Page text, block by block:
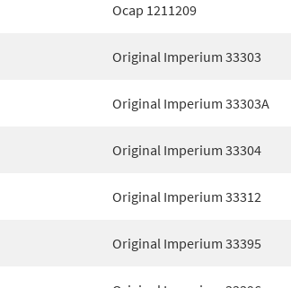
Ocap 1211209
Original Imperium 33303
Original Imperium 33303A
Original Imperium 33304
Original Imperium 33312
Original Imperium 33395